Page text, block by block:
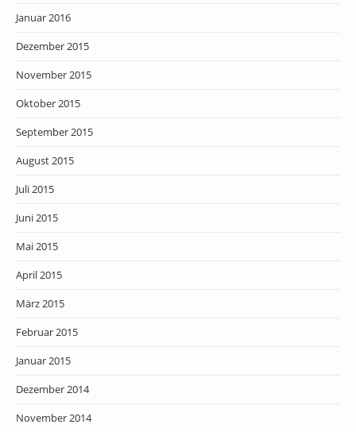
Januar 2016
Dezember 2015
November 2015
Oktober 2015
September 2015
August 2015
Juli 2015
Juni 2015
Mai 2015
April 2015
März 2015
Februar 2015
Januar 2015
Dezember 2014
November 2014